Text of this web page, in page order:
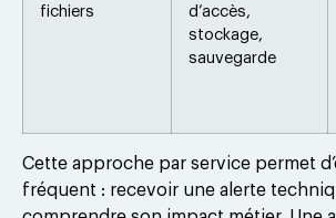
fichiers
d’accès,
stockage,
sauvegarde
Cette approche par service permet
fréquent : recevoir une alerte